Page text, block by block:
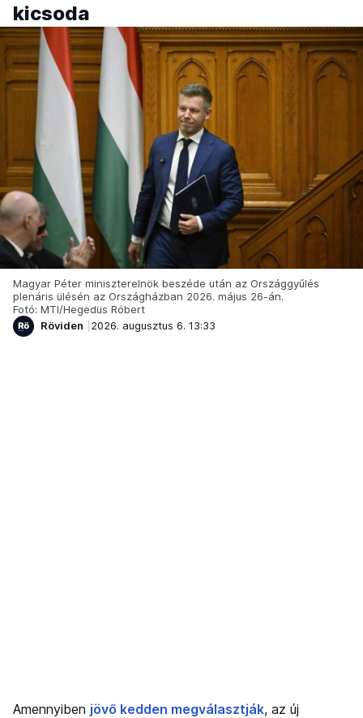
kicsoda
Magyar Péter miniszterelnök beszéde után az Országgyűlés
plenáris ülésén az Országházban 2026. május 26-án.
Fotó: MTI/Hegedüs Róbert
Röviden
2026. augusztus 6. 13:33
Amennyiben jövő kedden megválasztják, az új